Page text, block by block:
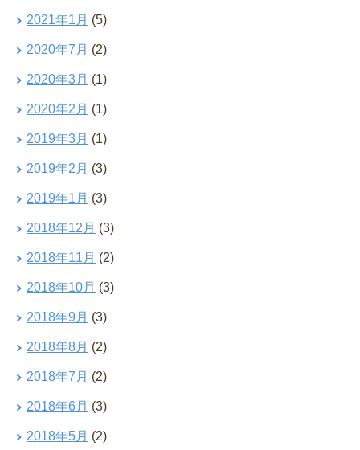
2021年1月 (5)
2020年7月 (2)
2020年3月 (1)
2020年2月 (1)
2019年3月 (1)
2019年2月 (3)
2019年1月 (3)
2018年12月 (3)
2018年11月 (2)
2018年10月 (3)
2018年9月 (3)
2018年8月 (2)
2018年7月 (2)
2018年6月 (3)
2018年5月 (2)